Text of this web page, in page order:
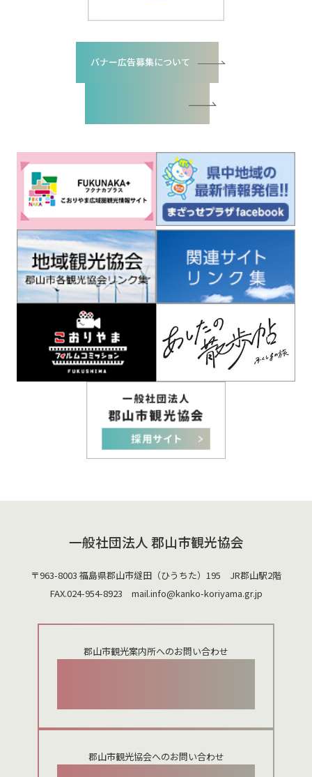
バナー広告募集について
一般社団法人 郡山市観光協会
〒963-8003 福島県郡山市燧田（ひうちた）195 JR郡山駅2階
FAX.024-954-8923 mail.info@kanko-koriyama.gr.jp
郡山市観光案内所へのお問い合わせ
郡山市観光協会へのお問い合わせ